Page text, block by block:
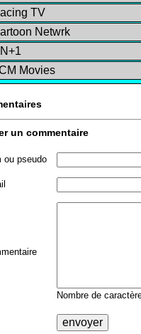
TV
Netwrk
Movies
un commentaire
ou pseudo
Nombre de